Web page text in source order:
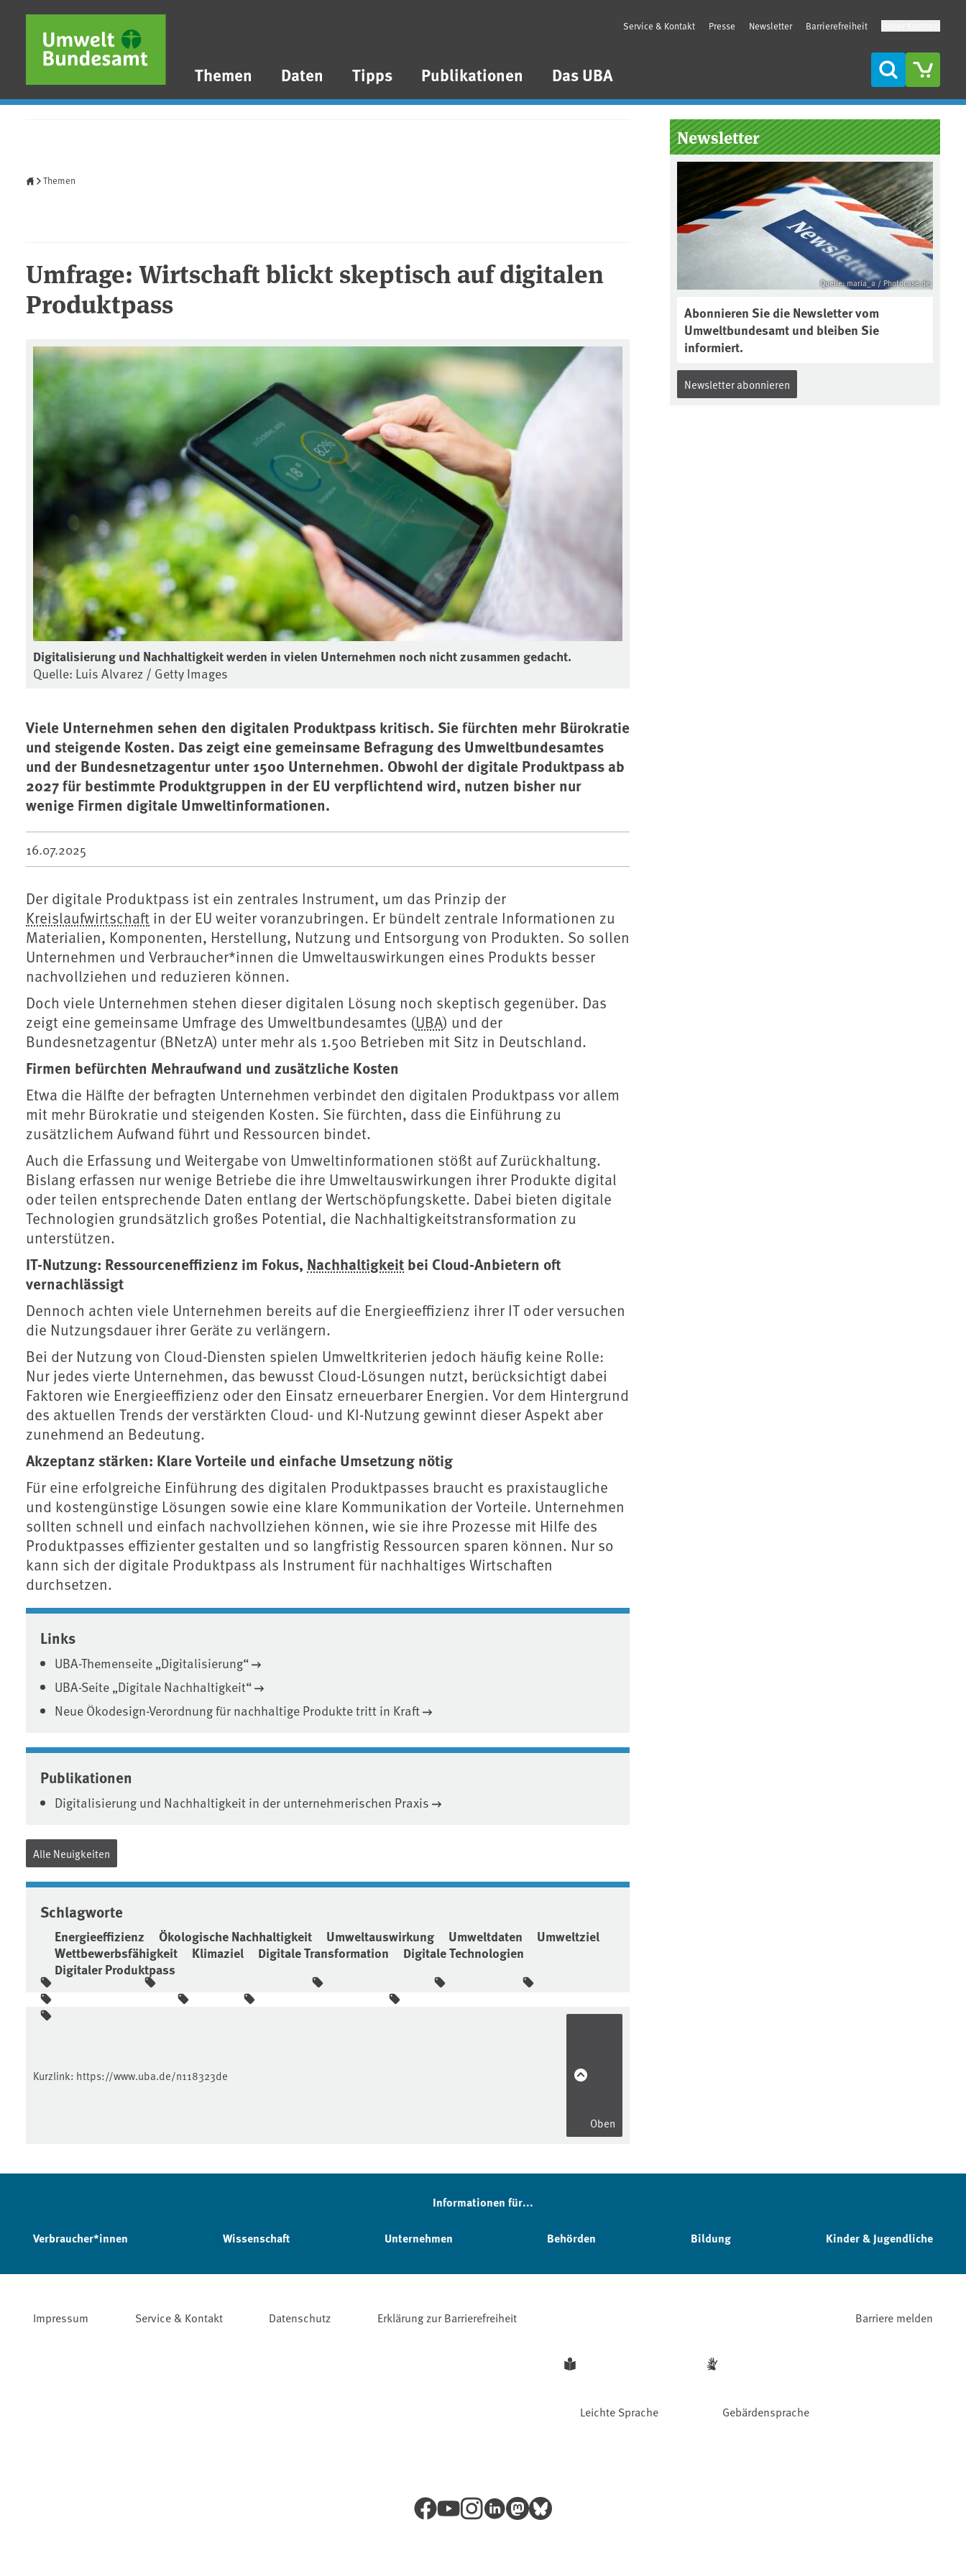
Direkt zum Inhalt
Direkt zum Hauptmenü
Direkt zur Fußzeile
Themen Daten Tipps Publikationen Das UBA
Service & Kontakt Presse Newsletter Barrierefreiheit
Suche
Themen
Umfrage: Wirtschaft blickt skeptisch auf digitalen
Produktpass
Digitalisierung und Nachhaltigkeit werden in vielen Unternehmen noch nicht zusammen gedacht.
Quelle: Luis Alvarez / Getty Images
Viele Unternehmen sehen den digitalen Produktpass kritisch. Sie fürchten mehr Bürokratie
und steigende Kosten. Das zeigt eine gemeinsame Befragung des Umweltbundesamtes
und der Bundesnetzagentur unter 1500 Unternehmen. Obwohl der digitale Produktpass ab
2027 für bestimmte Produktgruppen in der EU verpflichtend wird, nutzen bisher nur
wenige Firmen digitale Umweltinformationen.
16.07.2025
Der digitale Produktpass ist ein zentrales Instrument, um das Prinzip der
Kreislaufwirtschaft in der EU weiter voranzubringen. Er bündelt zentrale Informationen zu
Materialien, Komponenten, Herstellung, Nutzung und Entsorgung von Produkten. So sollen
Unternehmen und Verbraucher*innen die Umweltauswirkungen eines Produkts besser
nachvollziehen und reduzieren können.
Doch viele Unternehmen stehen dieser digitalen Lösung noch skeptisch gegenüber. Das
zeigt eine gemeinsame Umfrage des Umweltbundesamtes (UBA) und der
Bundesnetzagentur (BNetzA) unter mehr als 1.500 Betrieben mit Sitz in Deutschland.
Firmen befürchten Mehraufwand und zusätzliche Kosten
Etwa die Hälfte der befragten Unternehmen verbindet den digitalen Produktpass vor allem
mit mehr Bürokratie und steigenden Kosten. Sie fürchten, dass die Einführung zu
zusätzlichem Aufwand führt und Ressourcen bindet.
Auch die Erfassung und Weitergabe von Umweltinformationen stößt auf Zurückhaltung.
Bislang erfassen nur wenige Betriebe die ihre Umweltauswirkungen ihrer Produkte digital
oder teilen entsprechende Daten entlang der Wertschöpfungskette. Dabei bieten digitale
Technologien grundsätzlich großes Potential, die Nachhaltigkeitstransformation zu
unterstützen.
IT-Nutzung: Ressourceneffizienz im Fokus, Nachhaltigkeit bei Cloud-Anbietern oft
vernachlässigt
Dennoch achten viele Unternehmen bereits auf die Energieeffizienz ihrer IT oder versuchen
die Nutzungsdauer ihrer Geräte zu verlängern.
Bei der Nutzung von Cloud-Diensten spielen Umweltkriterien jedoch häufig keine Rolle:
Nur jedes vierte Unternehmen, das bewusst Cloud-Lösungen nutzt, berücksichtigt dabei
Faktoren wie Energieeffizienz oder den Einsatz erneuerbarer Energien. Vor dem Hintergrund
des aktuellen Trends der verstärkten Cloud- und KI-Nutzung gewinnt dieser Aspekt aber
zunehmend an Bedeutung.
Akzeptanz stärken: Klare Vorteile und einfache Umsetzung nötig
Für eine erfolgreiche Einführung des digitalen Produktpasses braucht es praxistaugliche
und kostengünstige Lösungen sowie eine klare Kommunikation der Vorteile. Unternehmen
sollten schnell und einfach nachvollziehen können, wie sie ihre Prozesse mit Hilfe des
Produktpasses effizienter gestalten und so langfristig Ressourcen sparen können. Nur so
kann sich der digitale Produktpass als Instrument für nachhaltiges Wirtschaften
durchsetzen.
Associated content
Links
UBA-Themenseite „Digitalisierung“
UBA-Seite „Digitale Nachhaltigkeit“
Neue Ökodesign-Verordnung für nachhaltige Produkte tritt in Kraft
Publikationen
Digitalisierung und Nachhaltigkeit in der unternehmerischen Praxis
Alle Neuigkeiten
Schlagworte
Energieeffizienz Ökologische Nachhaltigkeit Umweltauswirkung Umweltdaten
Umweltziel
Wettbewerbsfähigkeit
Klimaziel Digitale Transformation
Digitale Technologien
Digitaler Produktpass
Seitenleiste
Newsletter
Quelle: maria_a / Photocase.de
Abonnieren Sie die Newsletter vom
Umweltbundesamt und bleiben Sie
informiert.
Newsletter abonnieren
Kurzlink: https://www.uba.de/n118323de
Oben
Informationen für...
Verbraucher*innen Wissenschaft Unternehmen Behörden Bildung Kinder & Jugendliche
Impressum Service & Kontakt Datenschutz Erklärung zur Barrierefreiheit
Leichte Sprache Gebärdensprache
Barriere melden